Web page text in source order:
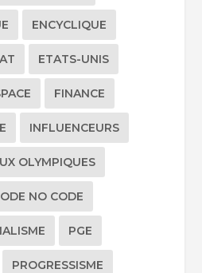
ENCYCLIQUE
ETATS-UNIS
FINANCE
INFLUENCEURS
OLYMPIQUES
NO CODE
PGE
PROGRESSISME